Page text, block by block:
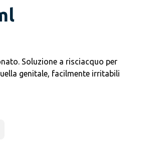
Soluzione a risciacquo per
genitale, facilmente irritabili